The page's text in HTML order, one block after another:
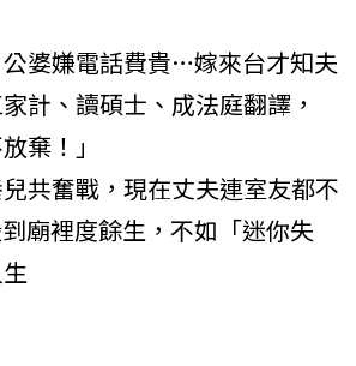
婆嫌電話費貴…嫁來台才知夫
計、讀碩士、成法庭翻譯，
棄！」
共奮戰，現在丈夫連室友都不
廟裡度餘生，不如「迷你失